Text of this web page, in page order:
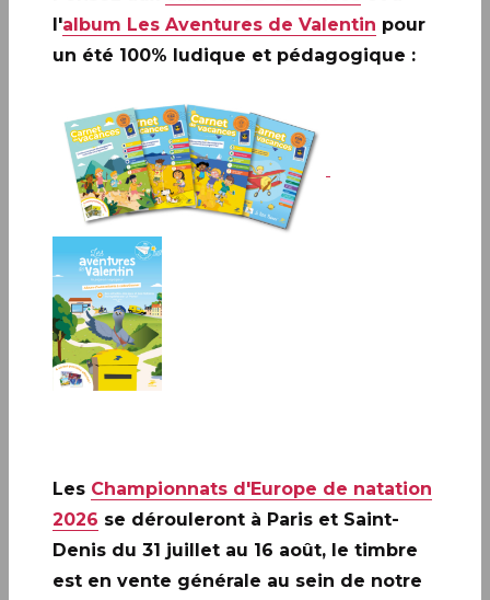
PARIS (75)
Le Carré d'Encre, de 10H à 17H
13 bis rue des Mathurins 75009 PARIS
Infos complémentaires :
animera une séance de dédicaces de 10H30 à 12H30
l'album Les Aventures de Valentin pour
un été 100% ludique et pédagogique :
Les Championnats d'Europe de natation
2026 se dérouleront à Paris et Saint-
Denis du 31 juillet au 16 août, le timbre
est en vente générale au sein de notre